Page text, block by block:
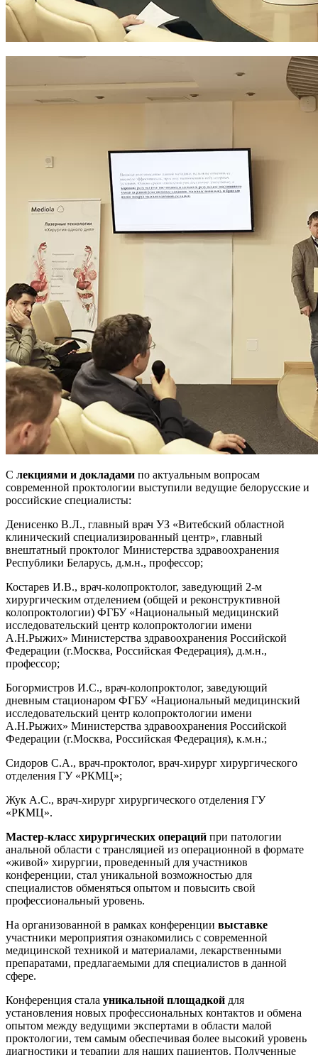
С лекциями и докладами по актуальным вопросам
современной проктологии выступили ведущие белорусские и
российские специалисты:
Денисенко В.Л., главный врач УЗ «Витебский областной
клинический специализированный центр», главный
внештатный проктолог Министерства здравоохранения
Республики Беларусь, д.м.н., профессор;
Костарев И.В., врач-колопроктолог, заведующий 2-м
хирургическим отделением (общей и реконструктивной
колопроктологии) ФГБУ «Национальный медицинский
исследовательский центр колопроктологии имени
А.Н.Рыжих» Министерства здравоохранения Российской
Федерации (г.Москва, Российская Федерация), д.м.н.,
профессор;
Богормистров И.С., врач-колопроктолог, заведующий
дневным стационаром ФГБУ «Национальный медицинский
исследовательский центр колопроктологии имени
А.Н.Рыжих» Министерства здравоохранения Российской
Федерации (г.Москва, Российская Федерация), к.м.н.;
Сидоров С.А., врач-проктолог, врач-хирург хирургического
отделения ГУ «РКМЦ»;
Жук А.С., врач-хирург хирургического отделения ГУ
«РКМЦ».
Мастер-класс хирургических операций при патологии
анальной области с трансляцией из операционной в формате
«живой» хирургии, проведенный для участников
конференции, стал уникальной возможностью для
специалистов обменяться опытом и повысить свой
профессиональный уровень.
На организованной в рамках конференции выставке
участники мероприятия ознакомились с современной
медицинской техникой и материалами, лекарственными
препаратами, предлагаемыми для специалистов в данной
сфере.
Конференция стала уникальной площадкой для
установления новых профессиональных контактов и обмена
опытом между ведущими экспертами в области малой
проктологии, тем самым обеспечивая более высокий уровень
диагностики и терапии для наших пациентов. Полученные